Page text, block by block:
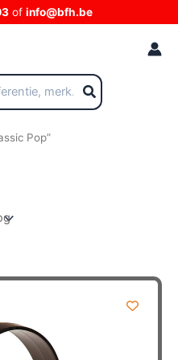
of info@bfh.be
Pop”